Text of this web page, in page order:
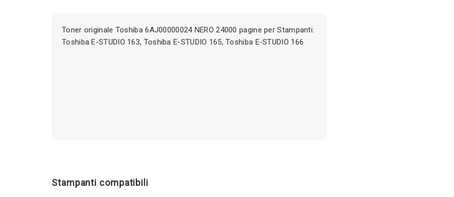
Toner originale Toshiba 6AJ00000024 NERO 24000 pagine per Stampanti:
Toshiba E-STUDIO 163, Toshiba E-STUDIO 165, Toshiba E-STUDIO 166
Stampanti compatibili